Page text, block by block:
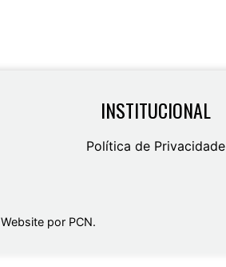
INSTITUCIONAL
Política de Privacidade
Website por PCN.